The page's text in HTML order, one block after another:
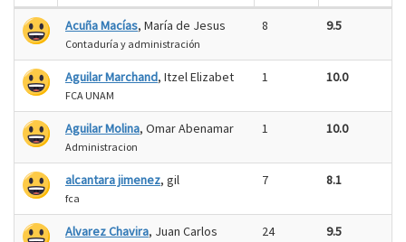
Acuña Macías, María de Jesus
Contaduría y administración
8 9.5
Aguilar Marchand, Itzel Elizabet
FCA UNAM
1 10.0
Aguilar Molina, Omar Abenamar
Administracion
1 10.0
alcantara jimenez, gil
fca
7 8.1
Alvarez Chavira, Juan Carlos 24 9.5